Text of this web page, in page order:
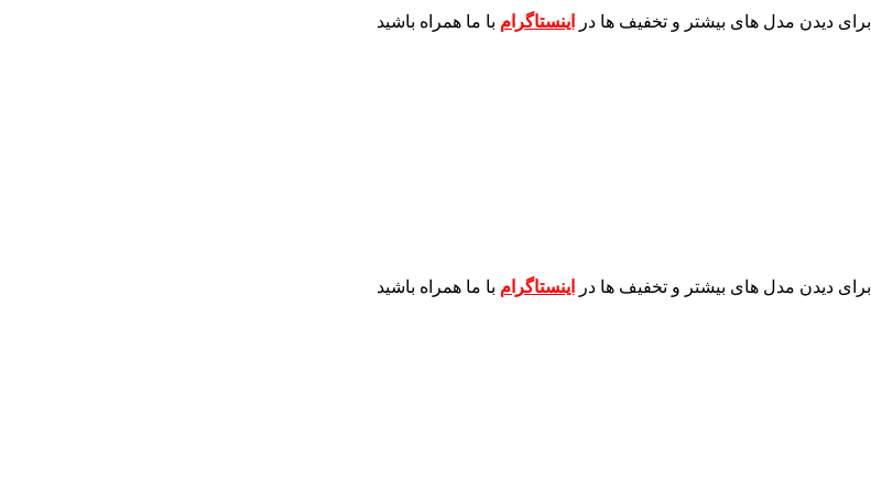
برای دیدن مدل های بیشتر و تخفیف ها در اینستاگرام با ما همراه باشید
برای دیدن مدل های بیشتر و تخفیف ها در اینستاگرام با ما همراه باشید